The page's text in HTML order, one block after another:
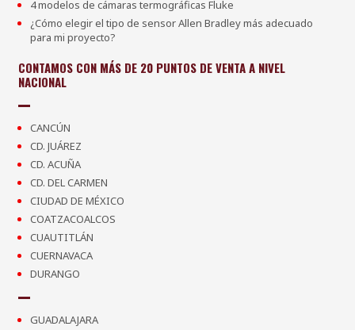
4 modelos de cámaras termográficas Fluke
¿Cómo elegir el tipo de sensor Allen Bradley más adecuado
para mi proyecto?
CONTAMOS CON MÁS DE 20 PUNTOS DE VENTA A NIVEL
NACIONAL
CANCÚN
CD. JUÁREZ
CD. ACUÑA
CD. DEL CARMEN
CIUDAD DE MÉXICO
COATZACOALCOS
CUAUTITLÁN
CUERNAVACA
DURANGO
GUADALAJARA